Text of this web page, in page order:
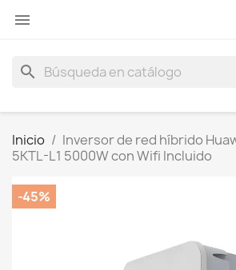

search
Inicio
Inversor de red híbrido
5KTL-L1 5000W con Wifi Incluido
-45%